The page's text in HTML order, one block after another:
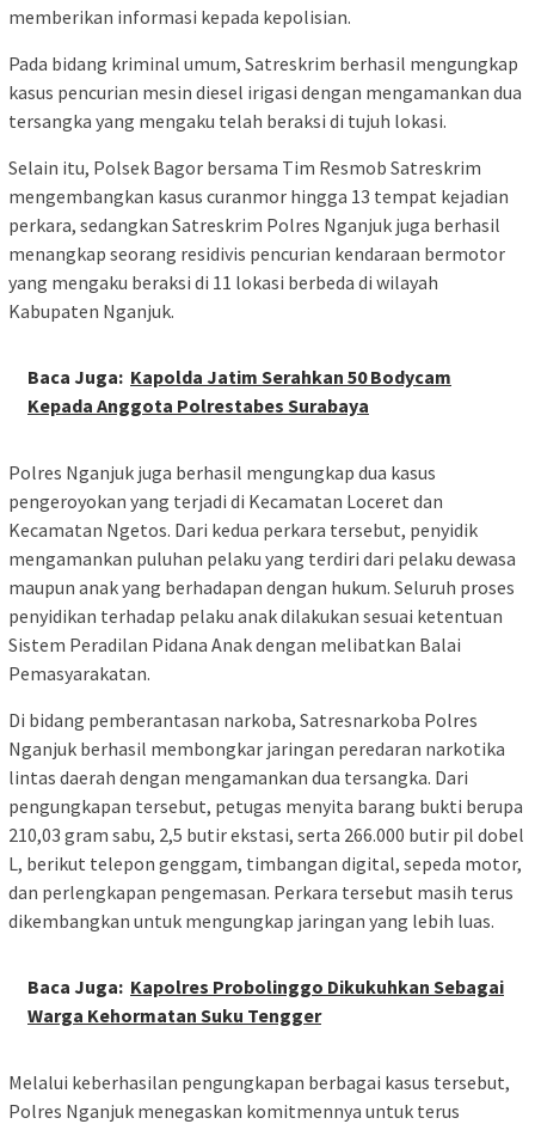
memberikan informasi kepada kepolisian.
Pada bidang kriminal umum, Satreskrim berhasil mengungkap
kasus pencurian mesin diesel irigasi dengan mengamankan dua
tersangka yang mengaku telah beraksi di tujuh lokasi.
Selain itu, Polsek Bagor bersama Tim Resmob Satreskrim
mengembangkan kasus curanmor hingga 13 tempat kejadian
perkara, sedangkan Satreskrim Polres Nganjuk juga berhasil
menangkap seorang residivis pencurian kendaraan bermotor
yang mengaku beraksi di 11 lokasi berbeda di wilayah
Kabupaten Nganjuk.
Baca Juga: Kapolda Jatim Serahkan 50 Bodycam
Kepada Anggota Polrestabes Surabaya
Polres Nganjuk juga berhasil mengungkap dua kasus
pengeroyokan yang terjadi di Kecamatan Loceret dan
Kecamatan Ngetos. Dari kedua perkara tersebut, penyidik
mengamankan puluhan pelaku yang terdiri dari pelaku dewasa
maupun anak yang berhadapan dengan hukum. Seluruh proses
penyidikan terhadap pelaku anak dilakukan sesuai ketentuan
Sistem Peradilan Pidana Anak dengan melibatkan Balai
Pemasyarakatan.
Di bidang pemberantasan narkoba, Satresnarkoba Polres
Nganjuk berhasil membongkar jaringan peredaran narkotika
lintas daerah dengan mengamankan dua tersangka. Dari
pengungkapan tersebut, petugas menyita barang bukti berupa
210,03 gram sabu, 2,5 butir ekstasi, serta 266.000 butir pil dobel
L, berikut telepon genggam, timbangan digital, sepeda motor,
dan perlengkapan pengemasan. Perkara tersebut masih terus
dikembangkan untuk mengungkap jaringan yang lebih luas.
Baca Juga: Kapolres Probolinggo Dikukuhkan Sebagai
Warga Kehormatan Suku Tengger
Melalui keberhasilan pengungkapan berbagai kasus tersebut,
Polres Nganjuk menegaskan komitmennya untuk terus